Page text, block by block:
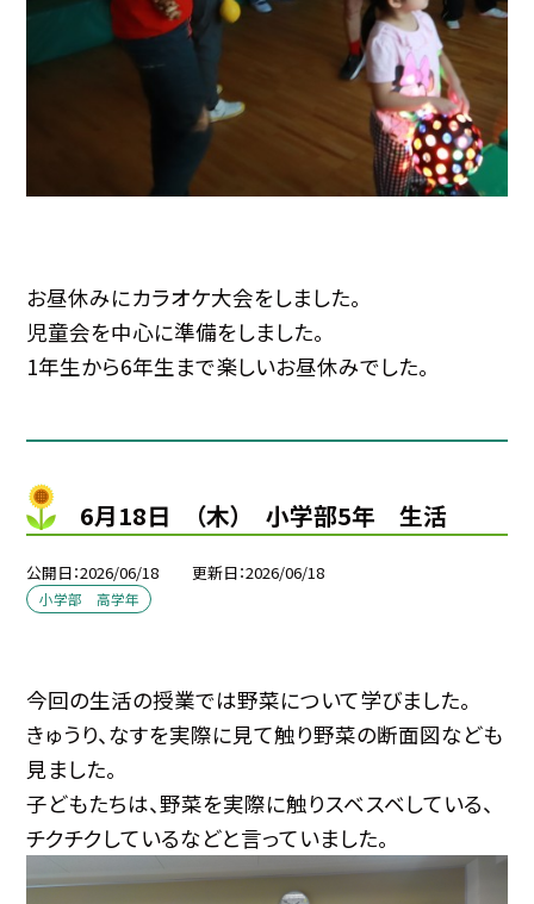
お昼休みにカラオケ大会をしました。
児童会を中心に準備をしました。
1年生から6年生まで楽しいお昼休みでした。
6月18日 （木） 小学部5年 生活
公開日 2026/06/18 更新日 2026/06/18
小学部 高学年
今回の生活の授業では野菜について学びました。
きゅうり、なすを実際に見て触り野菜の断面図なども
見ました。
子どもたちは、野菜を実際に触りスベスベしている、
チクチクしているなどと言っていました。